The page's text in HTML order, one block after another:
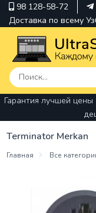
98 128-58-72
Доставка по всему
pavilion
kindle
envy
thinkpad
Гарантия лучшей
Terminator Merkan
Главная Все